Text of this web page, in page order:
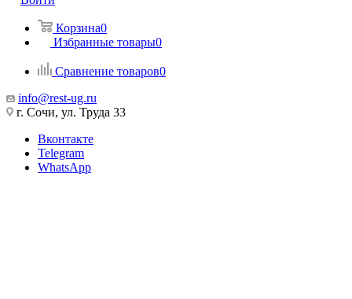
Корзина0
Избранные товары0
Сравнение товаров0
info@rest-ug.ru
г. Сочи, ул. Труда 33
Вконтакте
Telegram
WhatsApp